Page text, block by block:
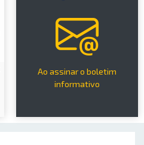
Ao assinar o boletim
informativo